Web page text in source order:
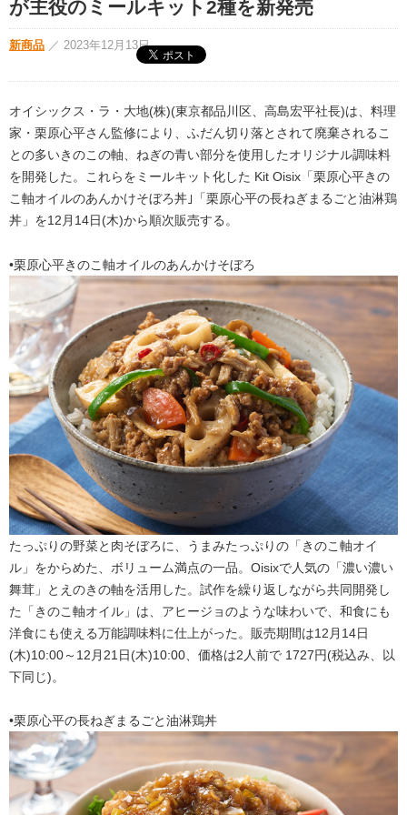
が主役のミールキット2種を新発売
新商品 ／ 2023年12月13日
オイシックス・ラ・大地(株)(東京都品川区、高島宏平社長)は、料理
家・栗原心平さん監修により、ふだん切り落とされて廃棄されるこ
との多いきのこの軸、ねぎの青い部分を使用したオリジナル調味料
を開発した。これらをミールキット化した Kit Oisix「栗原心平きの
こ軸オイルのあんかけそぼろ丼｣「栗原心平の長ねぎまるごと油淋鶏
丼」を12月14日(木)から順次販売する。
•栗原心平きのこ軸オイルのあんかけそぼろ
たっぷりの野菜と肉そぼろに、うまみたっぷりの「きのこ軸オイ
ル」をからめた、ボリューム満点の一品。Oisixで人気の「濃い濃い
舞茸」とえのきの軸を活用した。試作を繰り返しながら共同開発し
た「きのこ軸オイル」は、アヒージョのような味わいで、和食にも
洋食にも使える万能調味料に仕上がった。販売期間は12月14日
(木)10:00～12月21日(木)10:00、価格は2人前で 1727円(税込み、以
下同じ)。
•栗原心平の長ねぎまるごと油淋鶏丼